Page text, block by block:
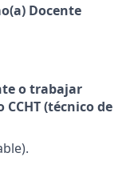
Docente
o trabajar
(técnico de